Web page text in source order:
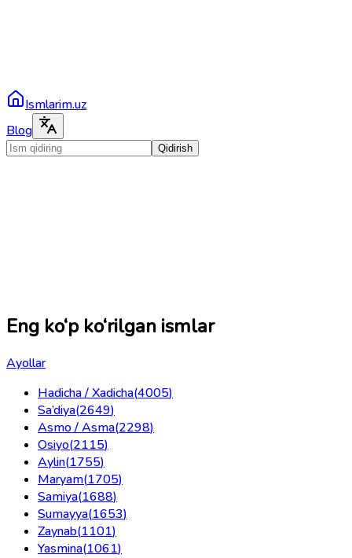
Ismlarim.uz
Blog
Qidirish
Eng ko‘p ko‘rilgan ismlar
Ayollar
Hadicha / Xadicha(4005)
Sa’diya(2649)
Asmo / Asma(2298)
Osiyo(2115)
Aylin(1755)
Maryam(1705)
Samiya(1688)
Sumayya(1653)
Zaynab(1101)
Yasmina(1061)